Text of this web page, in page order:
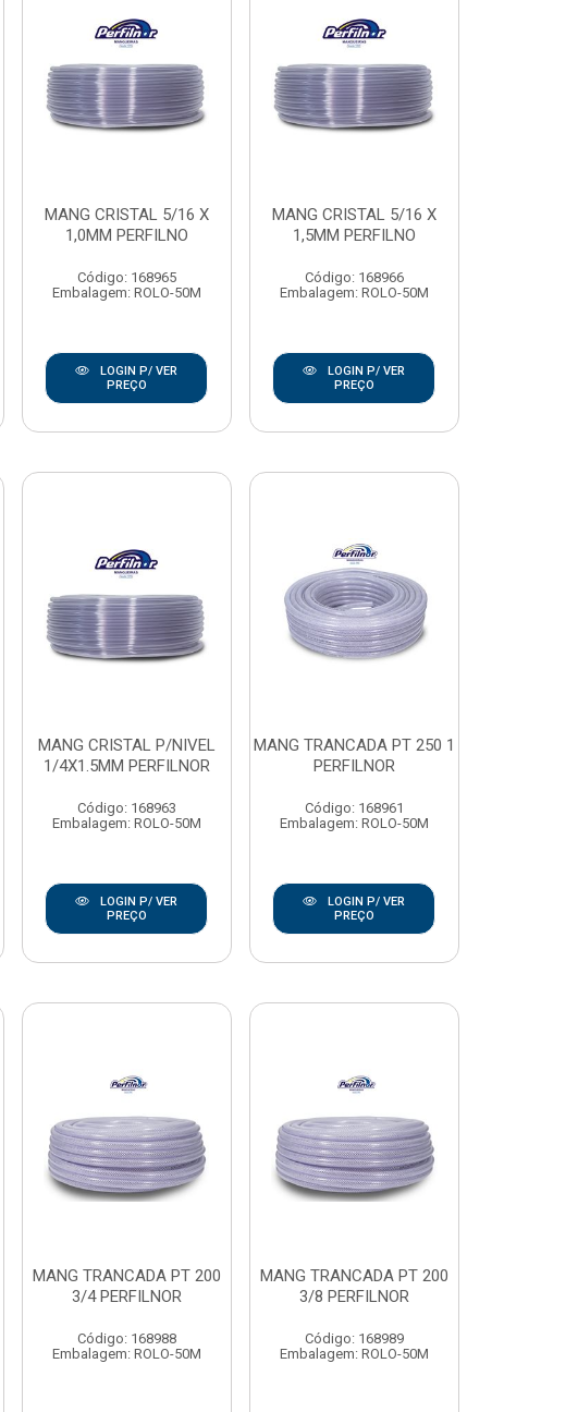
MANG CRISTAL 5/16 X
1,0MM PERFILNO
Código: 168965
Embalagem: ROLO-50M
LOGIN P/ VER
PREÇO
MANG CRISTAL 5/16 X
1,5MM PERFILNO
Código: 168966
Embalagem: ROLO-50M
LOGIN P/ VER
PREÇO
MANG CRISTAL P/NIVEL
1/4X1.5MM PERFILNOR
Código: 168963
Embalagem: ROLO-50M
LOGIN P/ VER
PREÇO
MANG TRANCADA PT 250 1
PERFILNOR
Código: 168961
Embalagem: ROLO-50M
LOGIN P/ VER
PREÇO
MANG TRANCADA PT 200
3/4 PERFILNOR
Código: 168988
Embalagem: ROLO-50M
MANG TRANCADA PT 200
3/8 PERFILNOR
Código: 168989
Embalagem: ROLO-50M